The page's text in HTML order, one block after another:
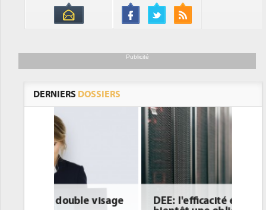
Publicité
DERNIERS DOSSIERS
DEE: l'efficacité énergétique